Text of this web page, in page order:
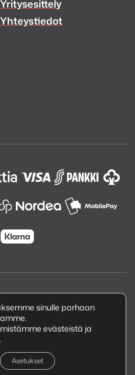
Yritysesittely
Yhteystiedot
Oy
sinulle parhaan
evästeistä ja
.
Asetukset